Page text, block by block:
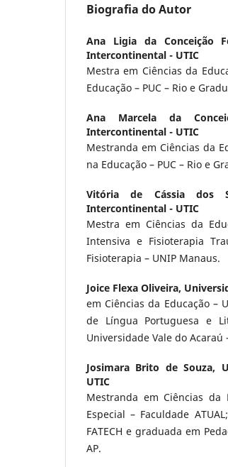
Biografia do Autor
Ana Ligia da Conceição
Intercontinental - UTIC
Mestra em Ciências da
Educação – PUC – Rio e
Ana Marcela da
Intercontinental - UTIC
Mestranda em Ciências da
na Educação – PUC – Rio e
Vitória de Cássia dos
Intercontinental - UTIC
Mestra em Ciências da
Intensiva e Fisioterapia
Fisioterapia – UNIP Manaus.
Joice Flexa Oliveira,
em Ciências da Educação –
de Língua Portuguesa e
Universidade Vale do Acaraú
Josimara Brito de Souza,
UTIC
Mestranda em Ciências da
Especial – Faculdade
FATECH e graduada em
AP.